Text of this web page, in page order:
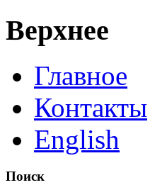
Верхнее
Главное
Контакты
English
Поиск